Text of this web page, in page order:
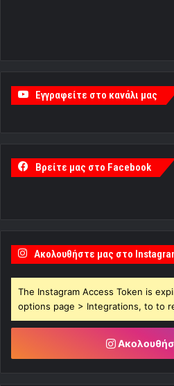
Εγγραφείτε στο κανάλι μας
Βρείτε μας στο Facebook
Ακολουθήστε μας στο
The Instagram Access Token is
options page > Integrations, to to